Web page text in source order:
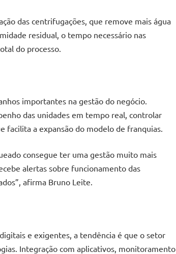
das centrifugações, que remove mais água
residual, o tempo necessário nas
do processo.
importantes na gestão do negócio.
das unidades em tempo real, controlar
facilita a expansão do modelo de franquias.
consegue ter uma gestão muito mais
alertas sobre funcionamento das
afirma Bruno Leite.
e exigentes, a tendência é que o setor
Integração com aplicativos, monitoramento